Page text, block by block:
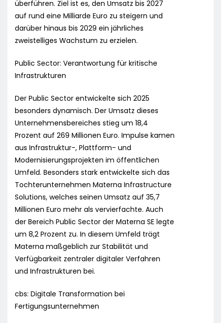
überführen. Ziel ist es, den Umsatz bis 2027
auf rund eine Milliarde Euro zu steigern und
darüber hinaus bis 2029 ein jährliches
zweistelliges Wachstum zu erzielen.
Public Sector: Verantwortung für kritische
Infrastrukturen
Der Public Sector entwickelte sich 2025
besonders dynamisch. Der Umsatz dieses
Unternehmensbereiches stieg um 18,4
Prozent auf 269 Millionen Euro. Impulse kamen
aus Infrastruktur-, Plattform- und
Modernisierungsprojekten im öffentlichen
Umfeld. Besonders stark entwickelte sich das
Tochterunternehmen Materna Infrastructure
Solutions, welches seinen Umsatz auf 35,7
Millionen Euro mehr als vervierfachte. Auch
der Bereich Public Sector der Materna SE legte
um 8,2 Prozent zu. In diesem Umfeld trägt
Materna maßgeblich zur Stabilität und
Verfügbarkeit zentraler digitaler Verfahren
und Infrastrukturen bei.
cbs: Digitale Transformation bei
Fertigungsunternehmen